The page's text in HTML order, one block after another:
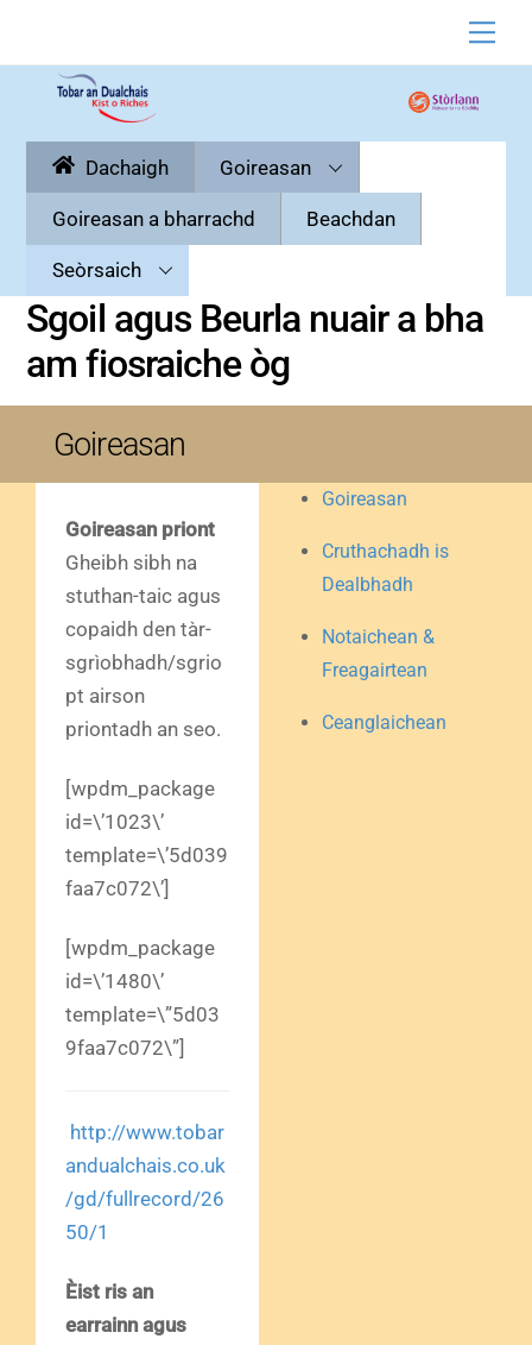
content
Dachaigh Goireasan
Goireasan a bharrachd Beachdan
Seòrsaich
Sgoil agus Beurla nuair a bha
am fiosraiche òg
Goireasan
Goireasan priont
Gheibh sibh na
stuthan-taic agus
copaidh den tàr-
sgrìobhadh/sgrio
pt airson
priontadh an seo.
[wpdm_package
id=\’1023\’
template=\’5d039
faa7c072\’]
[wpdm_package
id=\’1480\’
template=\”5d03
9faa7c072\”]
http://www.tobar
andualchais.co.uk
/gd/fullrecord/26
50/1
Èist ris an
earrainn agus
Goireasan
Cruthachadh is
Dealbhadh
Notaichean &
Freagairtean
Ceanglaichean